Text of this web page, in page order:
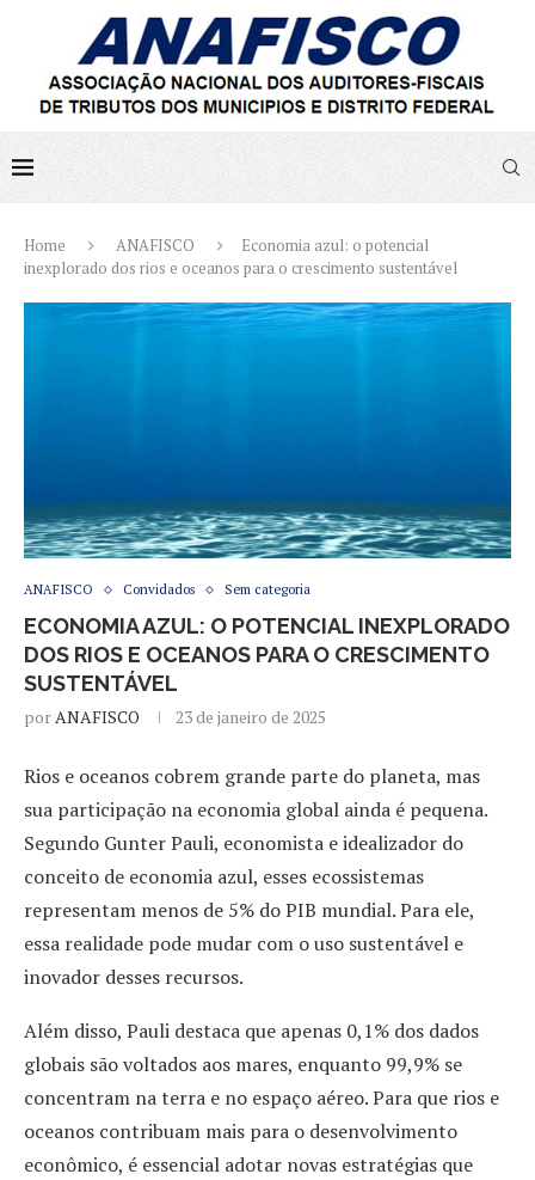
Home ANAFISCO
Economia azul: o potencial
inexplorado dos rios e oceanos para o crescimento sustentável
ANAFISCO Convidados Sem categoria
ECONOMIA AZUL: O POTENCIAL INEXPLORADO
DOS RIOS E OCEANOS PARA O CRESCIMENTO
SUSTENTÁVEL
porANAFISCO 23 de janeiro de 2025
Rios e oceanos cobrem grande parte do planeta, mas
sua participação na economia global ainda é pequena.
Segundo Gunter Pauli, economista e idealizador do
conceito de economia azul, esses ecossistemas
representam menos de 5% do PIB mundial. Para ele,
essa realidade pode mudar com o uso sustentável e
inovador desses recursos.
Além disso, Pauli destaca que apenas 0,1% dos dados
globais são voltados aos mares, enquanto 99,9% se
concentram na terra e no espaço aéreo. Para que rios e
oceanos contribuam mais para o desenvolvimento
econômico, é essencial adotar novas estratégias que